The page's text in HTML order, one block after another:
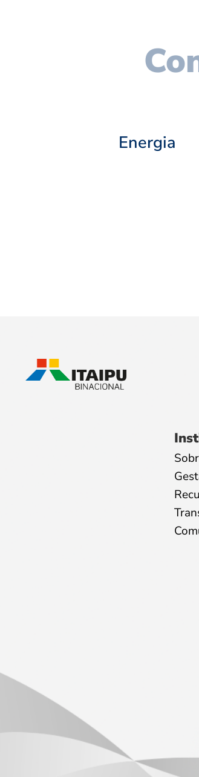
Energia